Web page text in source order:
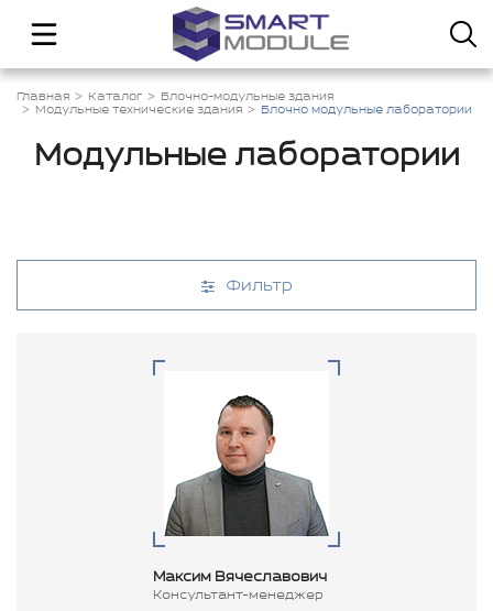
Главная Каталог
Блочно-модульные здания
Модульные технические здания
Блочно модульные лаборатории
Модульные лаборатории
Фильтр
Максим Вячеславович
Консультант-менеджер